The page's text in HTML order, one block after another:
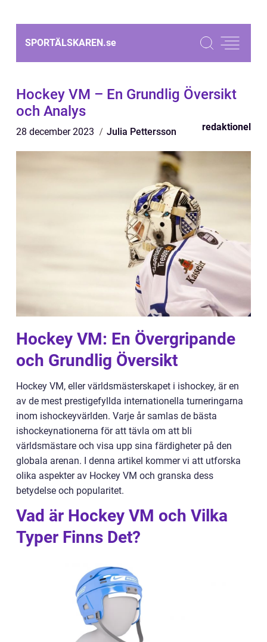
SPORTÄLSKAREN.se
Hockey VM – En Grundlig Översikt
och Analys
28 december 2023 Julia Pettersson redaktionel
Hockey VM: En Övergripande
och Grundlig Översikt
Hockey VM, eller världsmästerskapet i ishockey, är en
av de mest prestigefyllda internationella turneringarna
inom ishockeyvärlden. Varje år samlas de bästa
ishockeynationerna för att tävla om att bli
världsmästare och visa upp sina färdigheter på den
globala arenan. I denna artikel kommer vi att utforska
olika aspekter av Hockey VM och granska dess
betydelse och popularitet.
Vad är Hockey VM och Vilka
Typer Finns Det?